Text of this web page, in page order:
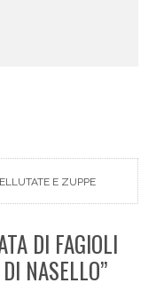
E ZUPPE
DI FAGIOLI
NASELLO”